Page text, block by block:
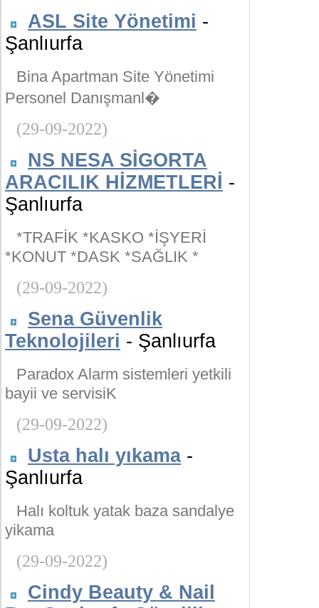
ASL Site Yönetimi -
Şanlıurfa
Bina Apartman Site Yönetimi
Personel Danışmanl�
(29-09-2022)
NS NESA SİGORTA
ARACILIK HİZMETLERİ -
Şanlıurfa
*TRAFİK *KASKO *İŞYERİ
*KONUT *DASK *SAĞLIK *
(29-09-2022)
Sena Güvenlik
Teknolojileri - Şanlıurfa
Paradox Alarm sistemleri yetkili
bayii ve servisiK
(29-09-2022)
Usta halı yıkama-
Şanlıurfa
Halı koltuk yatak baza sandalye
yikama
(29-09-2022)
Cindy Beauty & Nail